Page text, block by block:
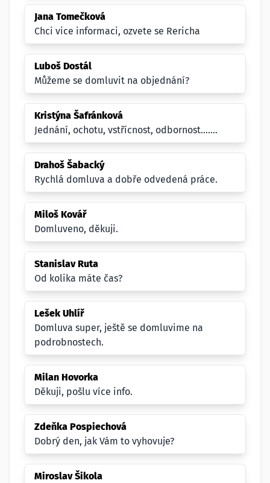
Jana Tomečková
Chci vice informaci, ozvete se Rericha
Luboš Dostál
Můžeme se domluvit na objednání?
Kristýna Šafránková
Jednání, ochotu, vstřícnost, odbornost.......
Drahoš Šabacký
Rychlá domluva a dobře odvedená práce.
Miloš Kovář
Domluveno, děkuji.
Stanislav Ruta
Od kolika máte čas?
Lešek Uhlíř
Domluva super, ještě se domluvime na
podrobnostech.
Milan Hovorka
Děkuji, pošlu více info.
Zdeňka Pospiechová
Dobrý den, jak Vám to vyhovuje?
Miroslav Šikola